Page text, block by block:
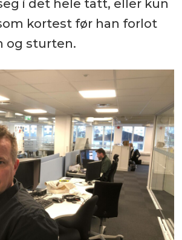
i det hele tatt, eller kun
kortest før han forlot
og sturten.